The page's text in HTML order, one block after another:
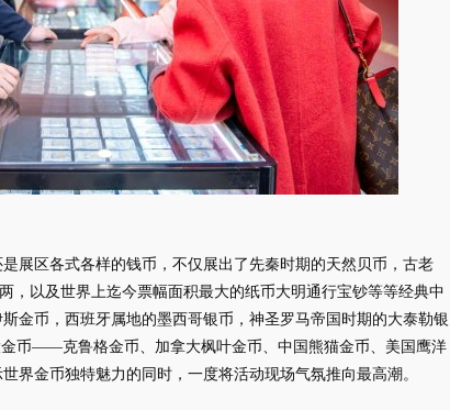
区各式各样的钱币，不仅展出了先秦时期的天然贝币，古老
，以及世界上迄今票幅面积最大的纸币大明通行宝钞等等经典中
金币，西班牙属地的墨西哥银币，神圣罗马帝国时期的大泰勒银
币——克鲁格金币、加拿大枫叶金币、中国熊猫金币、美国鹰洋
界金币独特魅力的同时，一度将活动现场气氛推向最高潮。